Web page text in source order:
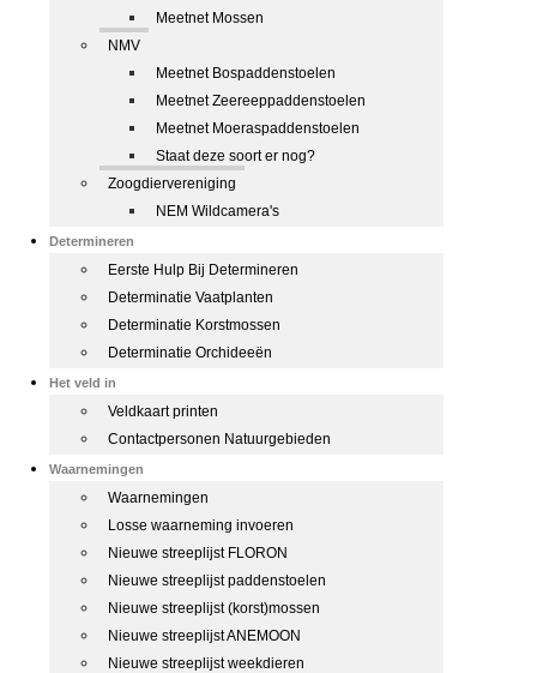
Meetnet Mossen
NMV
Meetnet Bospaddenstoelen
Meetnet Zeereeppaddenstoelen
Meetnet Moeraspaddenstoelen
Staat deze soort er nog?
Zoogdiervereniging
NEM Wildcamera's
Determineren
Eerste Hulp Bij Determineren
Determinatie Vaatplanten
Determinatie Korstmossen
Determinatie Orchideeën
Het veld in
Veldkaart printen
Contactpersonen Natuurgebieden
Waarnemingen
Waarnemingen
Losse waarneming invoeren
Nieuwe streeplijst FLORON
Nieuwe streeplijst paddenstoelen
Nieuwe streeplijst (korst)mossen
Nieuwe streeplijst ANEMOON
Nieuwe streeplijst weekdieren